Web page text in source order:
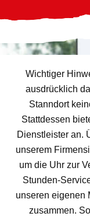
Wichtiger
ausdrücklich
Stanndort
Stattdessen
Dienstleister an.
unserem
um die Uhr zur
Stunden-
unseren eigenen
zusammen.